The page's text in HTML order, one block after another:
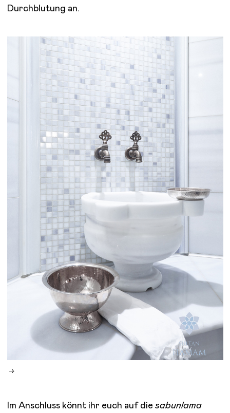
Durchblutung an.
Im Anschluss könnt ihr euch auf die sabunlama